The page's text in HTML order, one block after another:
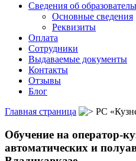
Сведения об
Основные сведения
Реквизиты
Оплата
Сотрудники
Выдаваемые документы
Контакты
Отзывы
Блог
Главная страница
РС
Обучение на оператор-
автоматических и